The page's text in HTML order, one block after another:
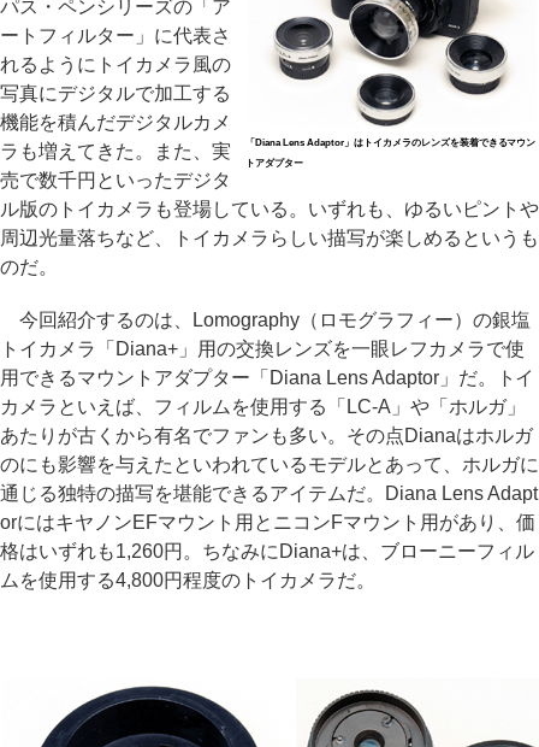
「Diana Lens Adaptor」はトイカメラのレンズを装着できるマウン
トアダプター
パス・ペンシリーズの「ア
ートフィルター」に代表さ
れるようにトイカメラ風の
写真にデジタルで加工する
機能を積んだデジタルカメ
ラも増えてきた。また、実
売で数千円といったデジタ
ル版のトイカメラも登場している。いずれも、ゆるいピントや
周辺光量落ちなど、トイカメラらしい描写が楽しめるというも
のだ。
今回紹介するのは、Lomography（ロモグラフィー）の銀塩
トイカメラ「Diana+」用の交換レンズを一眼レフカメラで使
用できるマウントアダプター「Diana Lens Adaptor」だ。トイ
カメラといえば、フィルムを使用する「LC-A」や「ホルガ」
あたりが古くから有名でファンも多い。その点Dianaはホルガ
のにも影響を与えたといわれているモデルとあって、ホルガに
通じる独特の描写を堪能できるアイテムだ。Diana Lens Adapt
orにはキヤノンEFマウント用とニコンFマウント用があり、価
格はいずれも1,260円。ちなみにDiana+は、ブローニーフィル
ムを使用する4,800円程度のトイカメラだ。